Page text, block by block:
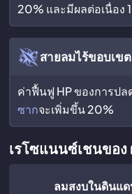
20% และมีผลต่อเนื่อง
สายลมไร้ขอบเขต
ค่าฟื้นฟู HP ของการป
ซากจะเพิ่มขึ้น 20%
เรโซแนนซ์เชนของ
ลมสงบในดินแด